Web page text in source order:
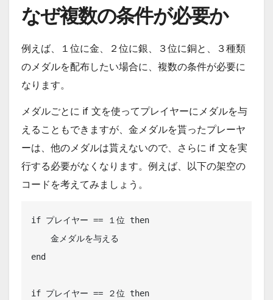
なぜ複数の条件が必要か
例えば、１位に金、２位に銀、３位に銅と、３種類
のメダルを配布したい場合に、複数の条件が必要に
なります。
メダルごとに if 文を使ってプレイヤーにメダルを与
えることもできますが、金メダルを貰ったプレーヤ
ーは、他のメダルは貰えないので、さらに if 文を実
行する必要がなくなります。例えば、以下の架空の
コードを考えてみましょう。
if プレイヤー == １位 then
end
if プレイヤー == ２位 then